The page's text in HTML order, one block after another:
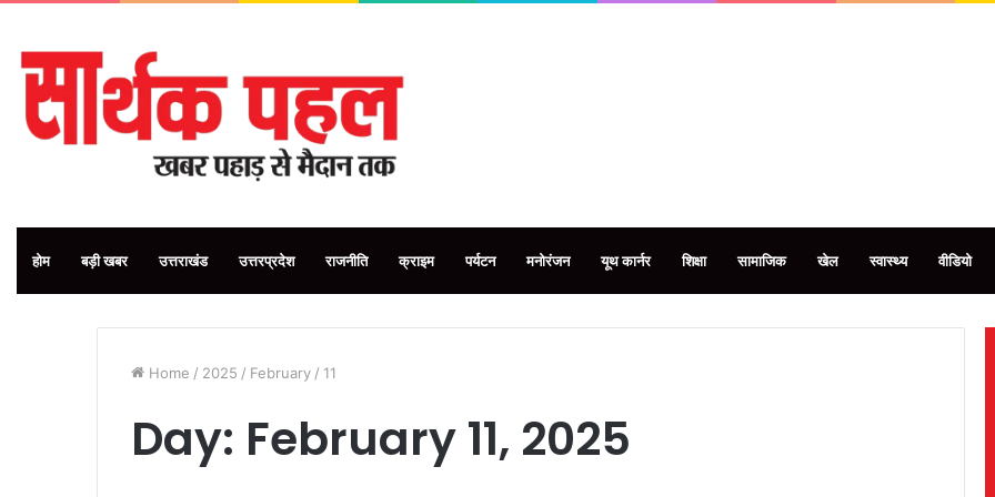
होम बड़ी खबर उत्तराखंड उत्तरप्रदेश राजनीति क्राइम पर्यटन मनोरंजन यूथ कार्नर शिक्षा सामाजिक खेल स्वास्थ्य वीडियो
Home / 2025 / February / 11
Day: February 11, 2025